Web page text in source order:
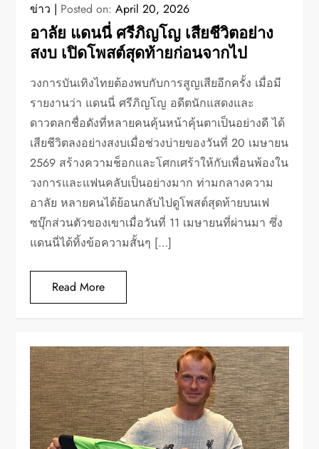
ข่าว Posted on:April 20, 2026
อาลัย แดนนี่ ศรีภิญโญ เสียชีวิตอย่าง
สงบ เปิดโพสต์สุดท้ายก่อนจากไป
วงการบันเทิงไทยต้องพบกับการสูญเสียอีกครั้ง เมื่อมี
รายงานว่า แดนนี่ ศรีภิญโญ อดีตนักแสดงและ
ดาวตลกชื่อดังที่หลายคนคุ้นหน้าคุ้นตาเป็นอย่างดี ได้
เสียชีวิตลงอย่างสงบเมื่อช่วงบ่ายของวันที่ 20 เมษายน
2569 สร้างความช็อกและโศกเศร้าให้กับเพื่อนพ้องใน
วงการและแฟนคลับเป็นอย่างมาก ท่ามกลางความ
อาลัย หลายคนได้ย้อนกลับไปดูโพสต์สุดท้ายบนเฟ
ซบุ๊กส่วนตัวของเขาเมื่อวันที่ 11 เมษายนที่ผ่านมา ซึ่ง
แดนนี่ได้ทิ้งข้อความสั้นๆ […]
Read More